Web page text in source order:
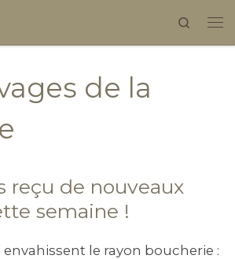
Search
de la
reçu de nouveaux
semaine !
le rayon boucherie :